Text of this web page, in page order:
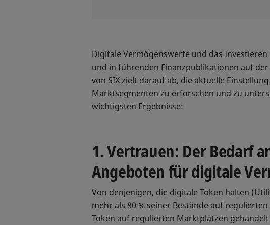
Digitale Vermögenswerte und das
und in führenden Finanzpublikationen auf
von SIX zielt darauf ab, die aktuelle
Marktsegmenten zu erforschen und zu
wichtigsten Ergebnisse:
1. Vertrauen: Der Bedarf
Angeboten für digitale
Von denjenigen, die digitale Token halten
mehr als 80 % seiner Bestände auf
Token auf regulierten Marktplätzen